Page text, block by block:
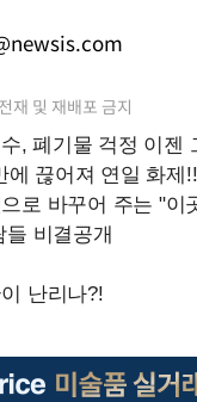
재 및 재배포 금지